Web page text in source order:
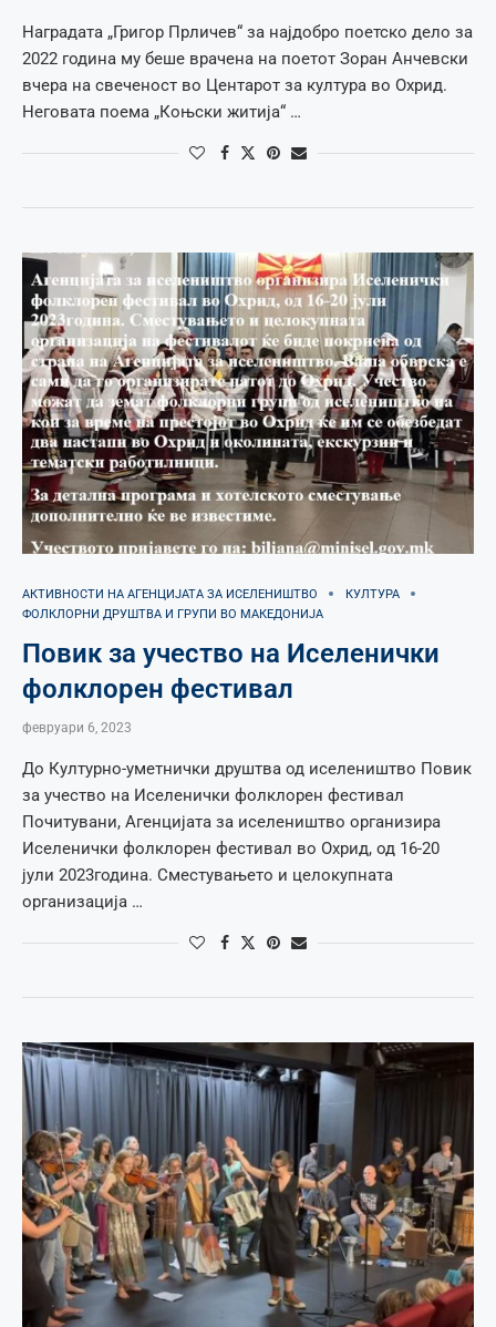
Наградата „Григор Прличев“ за најдобро поетско дело за
2022 година му беше врачена на поетот Зоран Анчевски
вчера на свеченост во Центарот за култура во Охрид.
Неговата поема „Коњски житија“ …
АКТИВНОСТИ НА АГЕНЦИЈАТА ЗА ИСЕЛЕНИШТВО
КУЛТУРА
ФОЛКЛОРНИ ДРУШТВА И ГРУПИ ВО МАКЕДОНИЈА
Повик за учество на Иселенички
фолклорен фестивал
февруари 6, 2023
До Културно-уметнички друштва од иселеништво Повик
за учество на Иселенички фолклорен фестивал
Почитувани, Агенцијата за иселеништво организира
Иселенички фолклорен фестивал во Охрид, од 16-20
јули 2023година. Сместувањето и целокупната
организација …